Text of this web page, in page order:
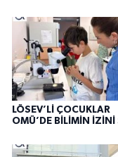
LÖSEV’Lİ ÇOCUKLAR
OMÜ’DE BİLİMİN İZİNİ